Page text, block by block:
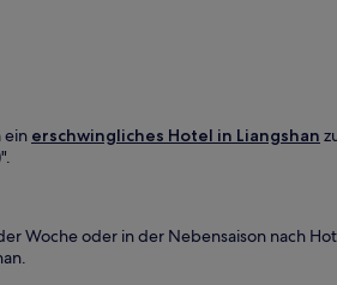
ein erschwingliches Hotel in Liangshan
Woche oder in der Nebensaison nach